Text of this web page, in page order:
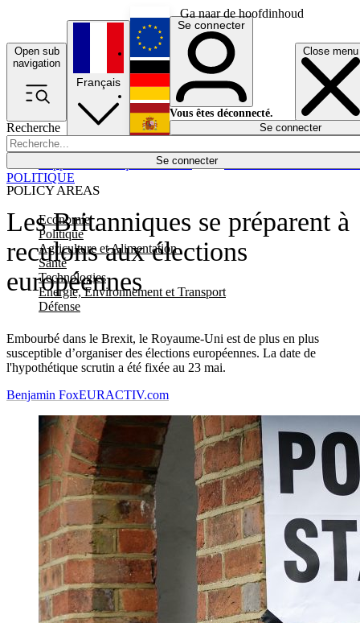
Ga naar de hoofdinhoud
Open sub
navigation
Close menu
Recherche
Se connecter
POLICY AREAS
Economie
Politique
Agriculture et Alimentation
Santé
Technologies
Energie, Environnement et Transport
Défense
Économie
Français
English
Deutsch
Español
Se connecter
Vous êtes déconnecté.
Se connecter
Les Britanniques se préparent à
reculons aux élections
européennes
Embourbé dans le Brexit, le Royaume-Uni est de plus en plus
susceptible d’organiser des élections européennes. La date de
l'hypothétique scrutin a été fixée au 23 mai.
POLITIQUE
Benjamin FoxEURACTIV.com